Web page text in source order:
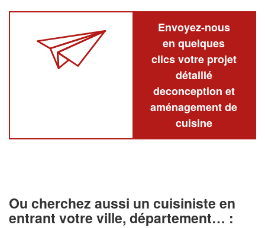
Envoyez-nous
en quelques
clics votre projet
détaillé
deconception et
aménagement de
cuisine
Ou cherchez aussi un cuisiniste en
entrant votre ville, département… :